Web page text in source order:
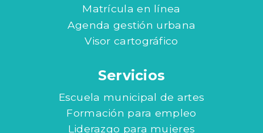
Matrícula en línea
Agenda gestión urbana
Visor cartográfico
Servicios
Escuela municipal de artes
Formación para empleo
Liderazgo para mujeres